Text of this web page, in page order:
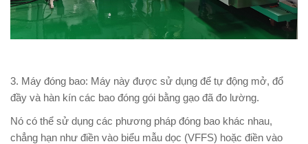
3. Máy đóng bao: Máy này được sử dụng để tự động mở, đổ
đầy và hàn kín các bao đóng gói bằng gạo đã đo lường.
Nó có thể sử dụng các phương pháp đóng bao khác nhau,
chẳng hạn như điền vào biểu mẫu dọc (VFFS) hoặc điền vào